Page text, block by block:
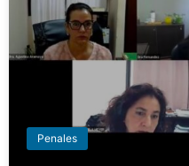
Penales